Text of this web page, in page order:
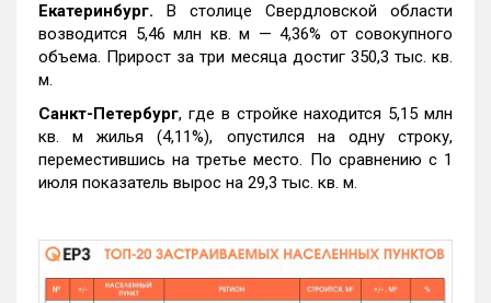
Екатеринбург. В столице Свердловской области
возводится 5,46 млн кв. м — 4,36% от совокупного
объема. Прирост за три месяца достиг 350,3 тыс. кв.
м.
Санкт-Петербург, где в стройке находится 5,15 млн
кв. м жилья (4,11%), опустился на одну строку,
переместившись на третье место. По сравнению с 1
июля показатель вырос на 29,3 тыс. кв. м.